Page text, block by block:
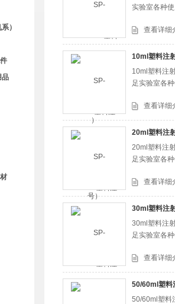
）
品
实验室各种
查看详细
10ml塑料注
10ml塑料注
足实验室各
查看详细
20ml塑料注
20ml塑料注
足实验室各
查看详细
30ml塑料注
30ml塑料注
足实验室各
查看详细
50/60ml塑料
50/60ml塑料